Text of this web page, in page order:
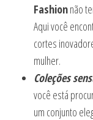
Fashionnão
Aqui você
cortes
mulher.
Coleções
você está
um conjunto